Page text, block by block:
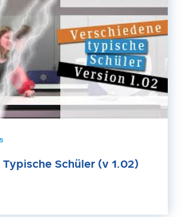
Typische Schüler (v 1.02)